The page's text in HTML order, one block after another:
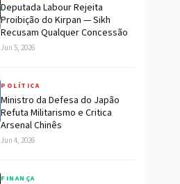
Deputada Labour Rejeita
Proibição do Kirpan — Sikh
Recusam Qualquer Concessão
Jun 5, 2026
POLÍTICA
Ministro da Defesa do Japão
Refuta Militarismo e Critica
Arsenal Chinês
Jun 4, 2026
FINANÇA